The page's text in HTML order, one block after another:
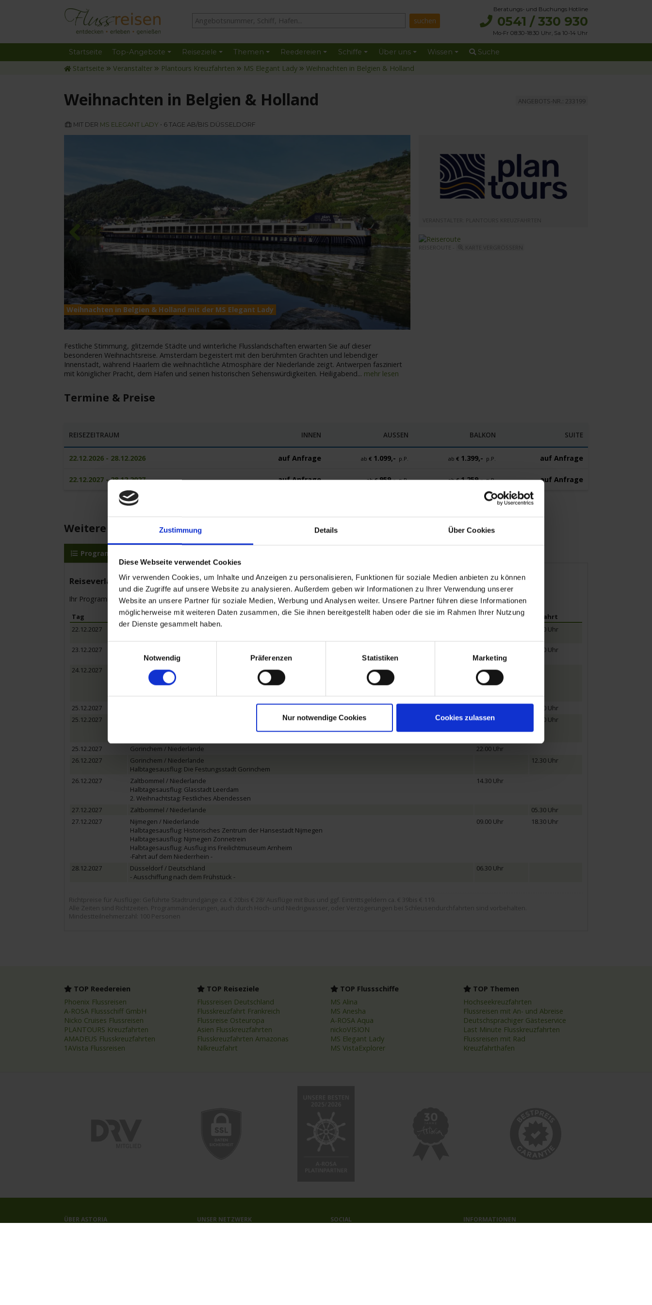
Zustimmung Details Über Cookies
Diese Webseite verwendet Cookies
Wir verwenden Cookies, um Inhalte und Anzeigen zu personalisieren, Funktionen für soziale Medien anbieten zu können
und die Zugriffe auf unsere Website zu analysieren. Außerdem geben wir Informationen zu Ihrer Verwendung unserer
Website an unsere Partner für soziale Medien, Werbung und Analysen weiter. Unsere Partner führen diese Informationen
möglicherweise mit weiteren Daten zusammen, die Sie ihnen bereitgestellt haben oder die sie im Rahmen Ihrer Nutzung
der Dienste gesammelt haben.
Notwendig
Präferenzen Statistiken Marketing
Nur notwendige Cookies Cookies zulassen
Beratungs- und Buchungs Hotline
0541 / 330 930
Mo-Fr 08:30-18:30 Uhr, Sa 10-14 Uhr
Startseite Top-Angebote Reiseziele Themen Reedereien Schiffe Über uns Wissen Suche
Startseite Veranstalter Plantours Kreuzfahrten MS Elegant Lady Weihnachten in Belgien & Holland
Weihnachten in Belgien & Holland ANGEBOTS-NR.: 233199
MIT DER MS ELEGANT LADY • 6 TAGE AB/BIS DÜSSELDORF
Weihnachten in Belgien & Holland mit der MS Elegant Lady
Previous Next
Festliche Stimmung, glitzernde Städte und winterliche Flusslandschaften erwarten Sie auf dieser
besonderen Weihnachtsreise. Amsterdam begeistert mit den berühmten Grachten und lebendiger
Innenstadt, während Haarlem die weihnachtliche Atmosphäre der Niederlande zeigt. Antwerpen fasziniert
mit königlicher Pracht, dem Hafen und seinen historischen Sehenswürdigkeiten. Heiligabend... mehr lesen
REISEROUTE -
Termine & Preise
REISEZEITRAUM INNEN AUSSEN BALKON SUITE
22.12.2026 - 28.12.2026 auf Anfrage ab € 1.099,- p.P. ab € 1.399,- p.P. auf Anfrage
22.12.2027 - 28.12.2027 auf Anfrage ab€959,-p.P. ab€1.259,-p.P. auf Anfrage
Weitere Reisedetails
Programm
Reiseverlauf
Ihr Programm für die Kreuzfahrt vom bis zum
Tag Hafen Ankunft
Abfahrt
22.12.2027
Düsseldorf / Deutschland
17.00 Uhr
23.12.2027
Halbtagesausflug: Amsterdam Grachten- & Stadtrundfahrt
19.00 Uhr
24.12.2027
Antwerpen / Belgien
Halbtagesausflug: Entdeckungstour durch den Hafen von Antwerpen
Halbtagesausflug: Flämisches Antwerpen an der Schelde
Heiligabend: Weihnachtsgala - Abendessen
13.00 Uhr
25.12.2027
06.00 Uhr
25.12.2027
Halbtagesausflug: Die Festungsstadt Willemstad
13.00 Uhr 19.00 Uhr
25.12.2027 Gorinchem / Niederlande
22.00 Uhr
26.12.2027
Gorinchem / Niederlande
Halbtagesausflug: Die Festungsstadt Gorinchem
12.30 Uhr
26.12.2027
Zaltbommel / Niederlande
Halbtagesausflug: Glasstadt Leerdam
2. Weihnachtstag: Festliches Abendessen
14.30 Uhr
27.12.2027 Zaltbommel / Niederlande
05.30 Uhr
27.12.2027
Nijmegen / Niederlande
Halbtagesausflug: Historisches Zentrum der Hansestadt Nijmegen
Halbtagesausflug: Nijmegen Zonnetrein
Halbtagesausflug: Ausflug ins Freilichtmuseum Arnheim
-Fahrt auf dem Niederrhein -
09.00 Uhr 18.30 Uhr
28.12.2027
Düsseldorf / Deutschland
- Ausschiffung nach dem Frühstück -
06.30 Uhr
Richtpreise für Ausflüge: Geführte Stadtrundgänge ca. € 20bis € 28/ Ausflüge mit Bus und ggf. Eintrittsgeldern ca. € 39bis € 119.
Alle Zeiten sind Richtzeiten. Programmänderungen, auch durch Hoch- und Niedrigwasser, oder Verzögerungen bei Schleusendurchfahrten sind vorbehalten.
Mindestteilnehmerzahl: 100 Personen
TOP Reedereien
Phoenix Flussreisen
A-ROSA Flussschiff GmbH
Nicko Cruises Flussreisen
PLANTOURS Kreuzfahrten
AMADEUS Flusskreuzfahrten
1AVista Flussreisen
TOP Reiseziele
Flussreisen Deutschland
Flusskreuzfahrt Frankreich
Flussreise Osteuropa
Asien Flusskreuzfahrten
Flusskreuzfahrten Amazonas
Nilkreuzfahrt
TOP Flussschiffe
MS Alina
MS Anesha
A-ROSA Aqua
nickoVISION
MS Elegant Lady
MS VistaExplorer
TOP Themen
Hochseekreuzfahrten
Flussreisen mit An- und Abreise
Deutschsprachiger Gästeservice
Last Minute Flusskreuzfahrten
Flussreisen mit Rad
Kreuzfahrthäfen
ÜBER ASTORIA UNSER NETZWERK SOCIAL INFORMATIONEN